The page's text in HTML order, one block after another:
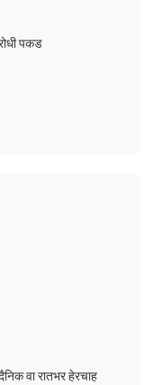
पकड
वा रातभर हेरचाह